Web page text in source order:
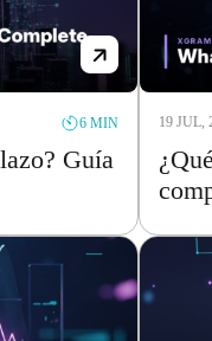
6 MIN
Guía
19 JUL,